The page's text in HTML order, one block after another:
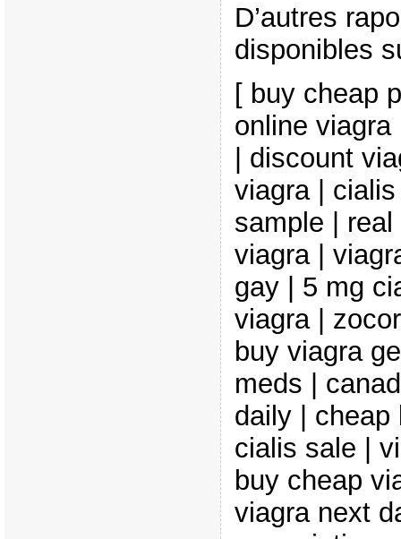
D’autres
disponibles
[ buy cheap
online
| discount
viagra |
sample |
viagra |
gay | 5 mg
viagra |
buy viagra
meds |
daily | cheap
cialis sale |
buy cheap
viagra next